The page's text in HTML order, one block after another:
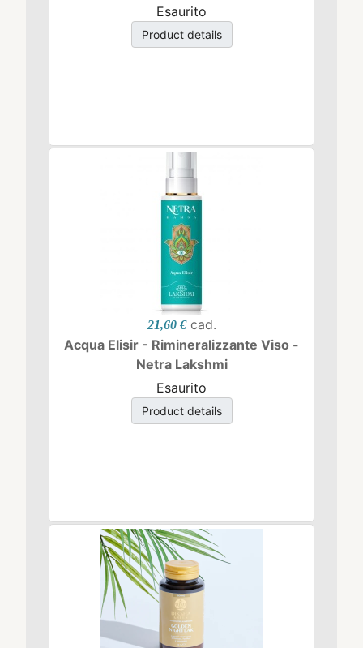
Esaurito
Product details
21,60 € cad.
Acqua Elisir - Rimineralizzante Viso -
Netra Lakshmi
Esaurito
Product details